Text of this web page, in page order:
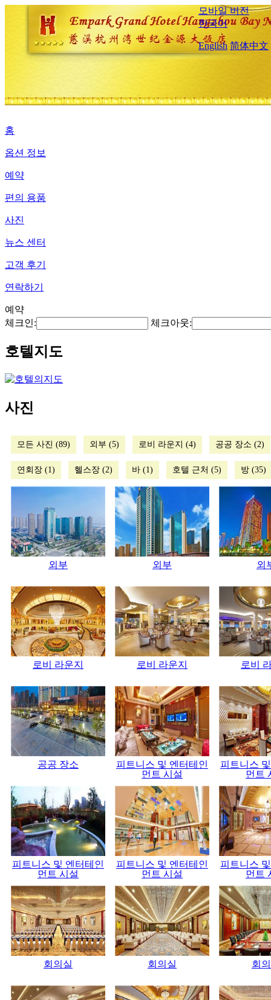
모바일 버전
한국어
English 简体中文
홈
옵션 정보
예약
편의 용품
사진
뉴스 센터
고객 후기
연락하기
예약
체크인:
체크아웃:
호텔지도
사진
모든 사진 (89) 외부 (5) 로비 라운지 (4) 공공 장소 (2)
연회장 (1) 헬스장 (2) 바 (1) 호텔 근처 (5) 방 (35)
외부 외부 외
로비 라운지 로비 라운지 로비
공공 장소
피트니스 및 엔터테인
먼트 시설
피트니스
먼트
피트니스 및 엔터테인
먼트 시설
피트니스 및 엔터테인
먼트 시설
피트니스
먼트
회의실 회의실 회